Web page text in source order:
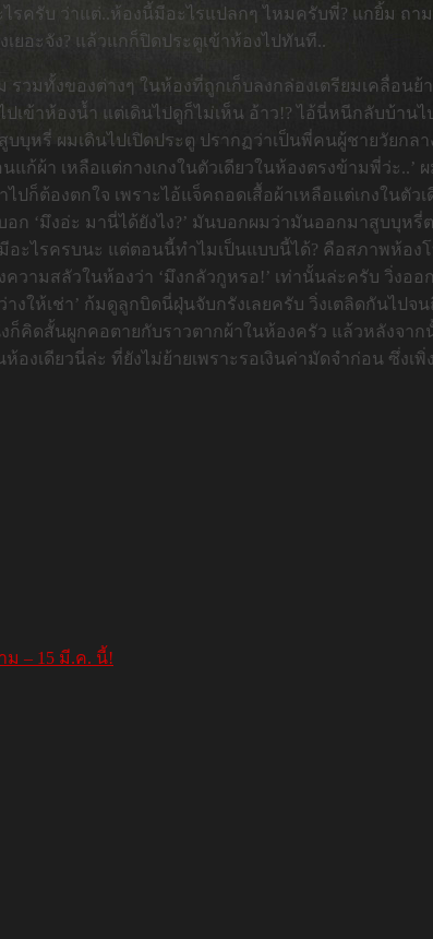
ครับ ว่าแต่..ห้องนี้มีอะไรแปลกๆ ไหมครับพี่? แกยิ้ม ถา
ยอะจัง? แล้วแกก็ปิดประตูเข้าห้องไปทันที..
วมทั้งของต่างๆ ในห้องที่ถูกเก็บลงกล่องเตรียมเคลื่อน
ข้าห้องน้ำ แต่เดินไปดูก็ไม่เห็น อ้าว!? ไอ้นี่หนีกลับบ้าน
บุหรี่ ผมเดินไปเปิดประตู ปรากฏว่าเป็นพี่คนผู้ชายวัยก
ผ้า เหลือแต่กางเกงในตัวเดียวในห้องตรงข้ามพี่ว่ะ..’
ก็ต้องตกใจ เพราะไอ้แจ็คถอดเสื้อผ้าเหลือแต่เกงในตั
‘มึงอ่ะ มานี่ได้ยังไง?’ มันบอกผมว่ามันออกมาสูบบุห
อะไรครบนะ แต่ตอนนี้ทำไมเป็นแบบนี้ได้? คือสภาพห้อ
วามสลัวในห้องว่า ‘มึงกลัวกูหรอ!’ เท่านั้นล่ะครับ วิ่ง
ห้เช่า’ ก้มดูลูกบิดนี่ฝุ่นจับกรังเลยครับ วิ่งเตลิดกันไปจ
คิดสั้นผูกคอตายกับราวตากผ้าในห้องครัว แล้วหลังจา
ดียวนี่ล่ะ ที่ยังไม่ย้ายเพราะรอเงินค่ามัดจำก่อน ซึ่งเพิ่
ม – 15 มี.ค. นี้!